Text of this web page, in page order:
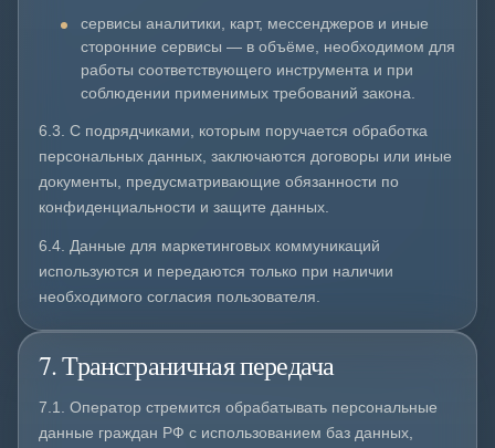
сервисы аналитики, карт, мессенджеров и иные
сторонние сервисы — в объёме, необходимом для
работы соответствующего инструмента и при
соблюдении применимых требований закона.
6.3. С подрядчиками, которым поручается обработка
персональных данных, заключаются договоры или иные
документы, предусматривающие обязанности по
конфиденциальности и защите данных.
6.4. Данные для маркетинговых коммуникаций
используются и передаются только при наличии
необходимого согласия пользователя.
7. Трансграничная передача
7.1. Оператор стремится обрабатывать персональные
данные граждан РФ с использованием баз данных,